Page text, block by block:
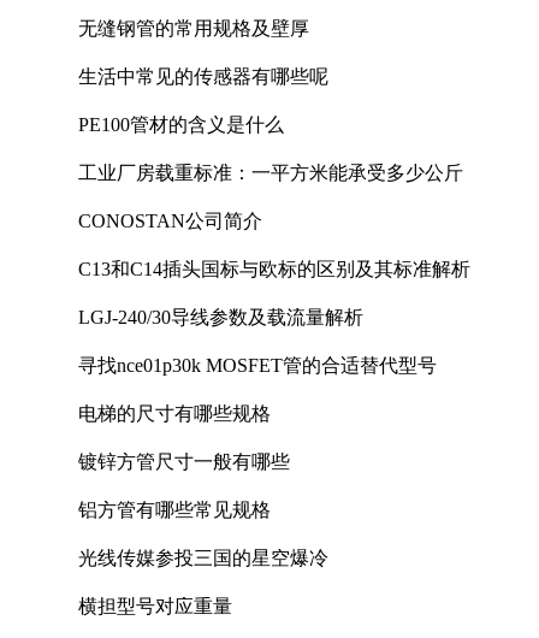
无缝钢管的常用规格及壁厚
生活中常见的传感器有哪些呢
PE100管材的含义是什么
工业厂房载重标准：一平方米能承受多少公斤
CONOSTAN公司简介
C13和C14插头国标与欧标的区别及其标准解析
LGJ-240/30导线参数及载流量解析
寻找nce01p30k MOSFET管的合适替代型号
电梯的尺寸有哪些规格
镀锌方管尺寸一般有哪些
铝方管有哪些常见规格
光线传媒参投三国的星空爆冷
横担型号对应重量